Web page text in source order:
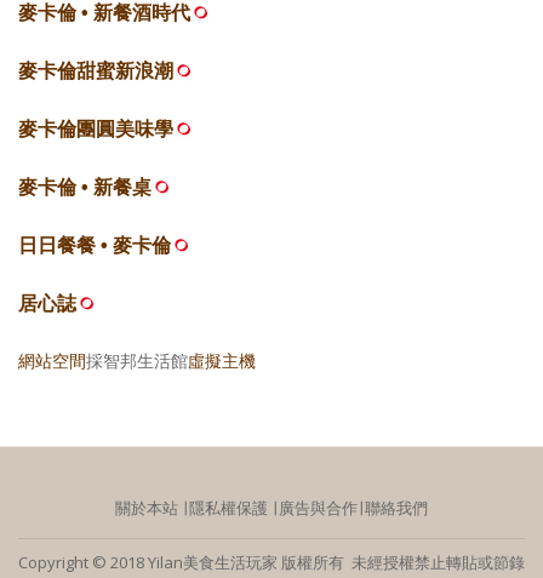
麥卡倫 • 新餐酒時代
麥卡倫甜蜜新浪潮
麥卡倫團圓美味學
麥卡倫 • 新餐桌
日日餐餐 • 麥卡倫
居心誌
網站空間採智邦生活館虛擬主機
關於本站 ∣隱私權保護 ∣廣告與合作∣聯絡我們
Copyright © 2018 Yilan美食生活玩家 版權所有 未經授權禁止轉貼或節錄